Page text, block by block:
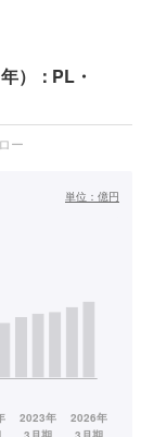
）：PL・
ー
単位： 億円